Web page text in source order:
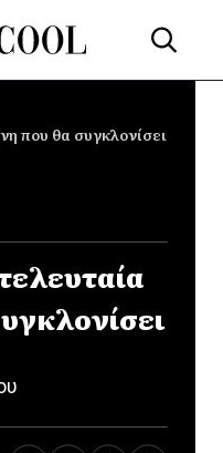
που θα συγκλονίσει